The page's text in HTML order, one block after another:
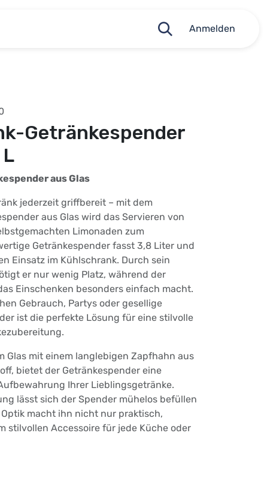
Anmelden
Getränkespender
aus Glas
jederzeit griffbereit – mit dem
aus Glas wird das Servieren von
Limonaden zum
Getränkespender fasst 3,8 Liter und
Einsatz im Kühlschrank. Durch sein
er nur wenig Platz, während der
Einschenken besonders einfach macht.
Gebrauch, Partys oder gesellige
ist die perfekte Lösung für eine stilvolle
Glas mit einem langlebigen Zapfhahn aus
bietet der Getränkespender eine
Ihrer Lieblingsgetränke.
lässt sich der Spender mühelos befüllen
macht ihn nicht nur praktisch,
stilvollen Accessoire für jede Küche oder